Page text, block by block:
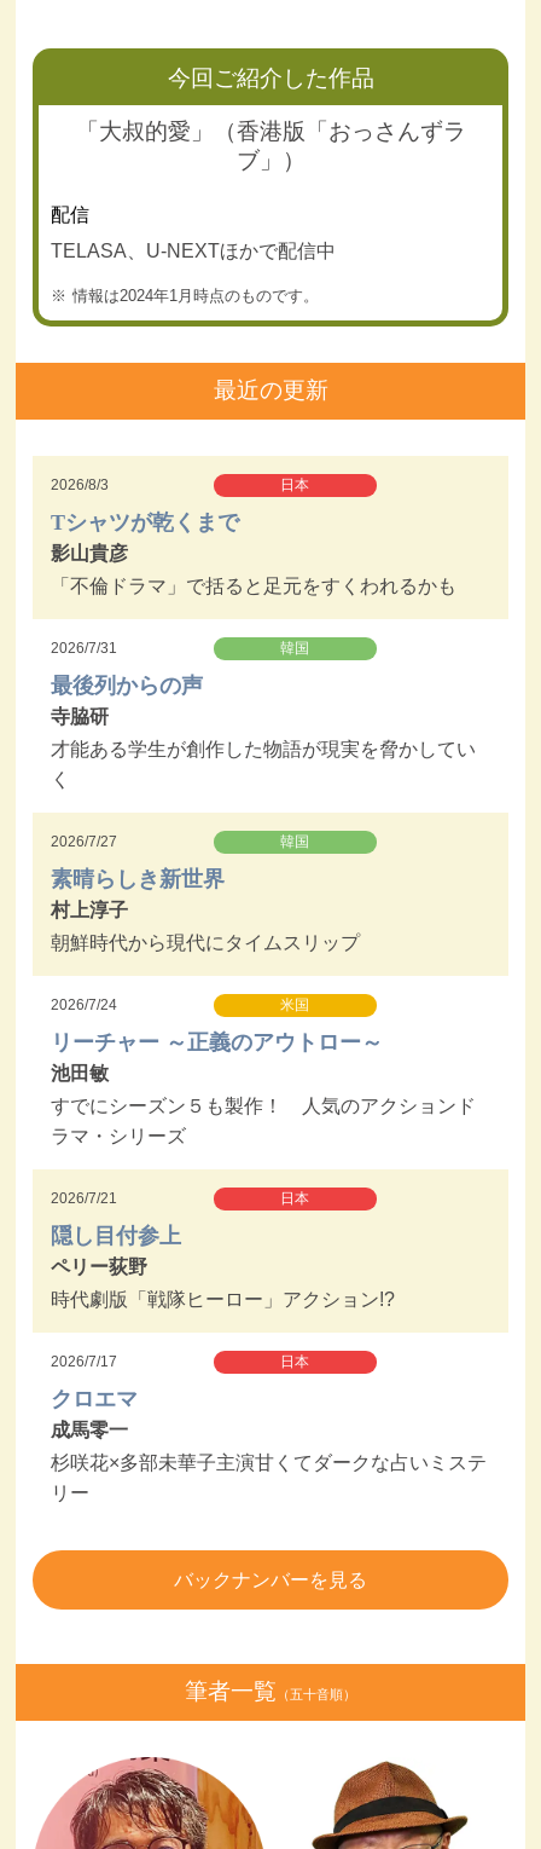
今回ご紹介した作品
「大叔的愛」（香港版「おっさんずラ
ブ」）
配信
TELASA、U-NEXTほかで配信中
情報は2024年1月時点のものです。
最近の更新
2026/8/3 日本
Tシャツが乾くまで
影山貴彦
「不倫ドラマ」で括ると足元をすくわれるかも
2026/7/31 韓国
最後列からの声
寺脇研
才能ある学生が創作した物語が現実を脅かしてい
く
2026/7/27 韓国
素晴らしき新世界
村上淳子
朝鮮時代から現代にタイムスリップ
2026/7/24 米国
リーチャー ～正義のアウトロー～
池田敏
すでにシーズン５も製作！ 人気のアクションド
ラマ・シリーズ
2026/7/21 日本
隠し目付参上
ペリー荻野
時代劇版「戦隊ヒーロー」アクション!?
2026/7/17 日本
クロエマ
成馬零一
杉咲花×多部未華子主演甘くてダークな占いミステ
リー
バックナンバーを見る
筆者一覧 （五十音順）